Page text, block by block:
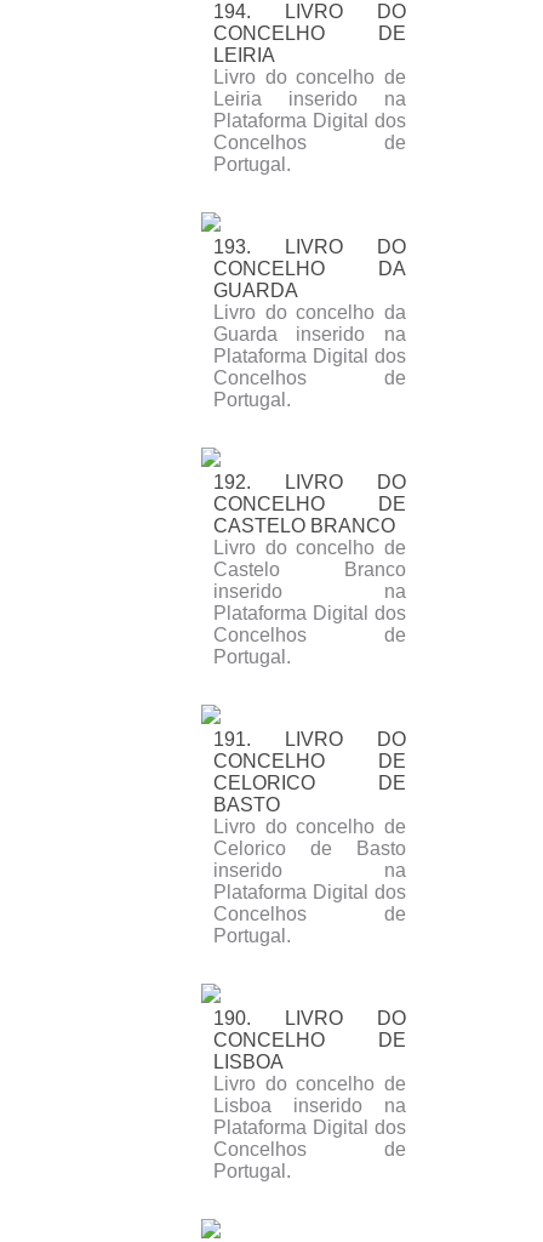
194. LIVRO DO
CONCELHO DE
LEIRIA
Livro do concelho de
Leiria inserido na
Plataforma Digital dos
Concelhos de
Portugal.
193. LIVRO DO
CONCELHO DA
GUARDA
Livro do concelho da
Guarda inserido na
Plataforma Digital dos
Concelhos de
Portugal.
192. LIVRO DO
CONCELHO DE
CASTELO BRANCO
Livro do concelho de
Castelo Branco
inserido na
Plataforma Digital dos
Concelhos de
Portugal.
191. LIVRO DO
CONCELHO DE
CELORICO DE
BASTO
Livro do concelho de
Celorico de Basto
inserido na
Plataforma Digital dos
Concelhos de
Portugal.
190. LIVRO DO
CONCELHO DE
LISBOA
Livro do concelho de
Lisboa inserido na
Plataforma Digital dos
Concelhos de
Portugal.